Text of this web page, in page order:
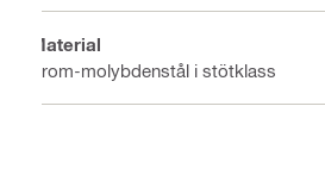
Material
Krom-molybdenstål i stötklass